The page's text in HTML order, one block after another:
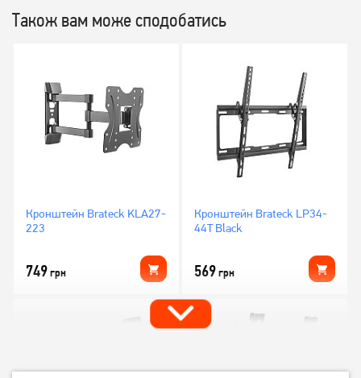
Також вам може сподобатись
Кронштейн Brateck KLA27-
223
749грн
Кронштейн Brateck LP34-
44T Black
569грн